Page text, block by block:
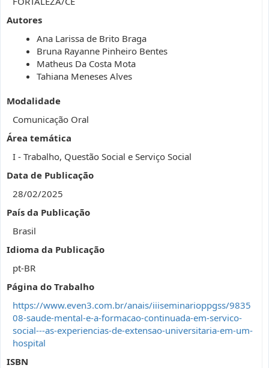
Autores
Ana Larissa de Brito Braga
Bruna Rayanne Pinheiro Bentes
Matheus Da Costa Mota
Tahiana Meneses Alves
Modalidade
Comunicação Oral
Área temática
I - Trabalho, Questão Social e Serviço Social
Data de Publicação
28/02/2025
País da Publicação
Brasil
Idioma da Publicação
pt-BR
Página do Trabalho
https://www.even3.com.br/anais/iiiseminarioppgss/9835
08-saude-mental-e-a-formacao-continuada-em-servico-
social---as-experiencias-de-extensao-universitaria-em-um-
hospital
ISBN